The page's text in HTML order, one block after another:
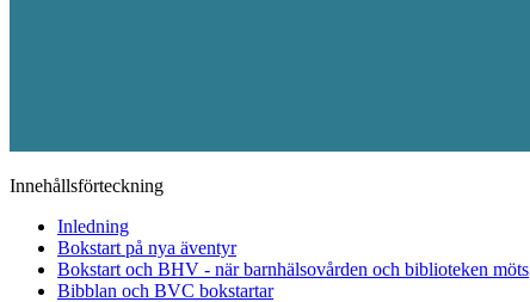
Innehållsförteckning
Inledning
Bokstart på nya äventyr
Bokstart och BHV - när barnhälsovården och biblioteken möts
Bibblan och BVC bokstartar